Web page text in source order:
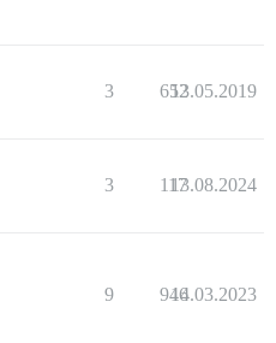
3 652
13.05.2019
3 117
13.08.2024
9 946
14.03.2023